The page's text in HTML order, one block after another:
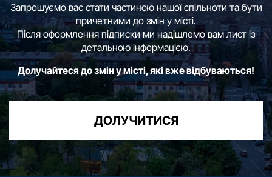
Запрошуємо вас стати частиною нашої спільноти та бути
причетними до змін у місті.
Після оформлення підписки ми надішлемо вам лист із
детальною інформацією.
Долучайтеся до змін у місті, які вже відбуваються!
ДОЛУЧИТИСЯ